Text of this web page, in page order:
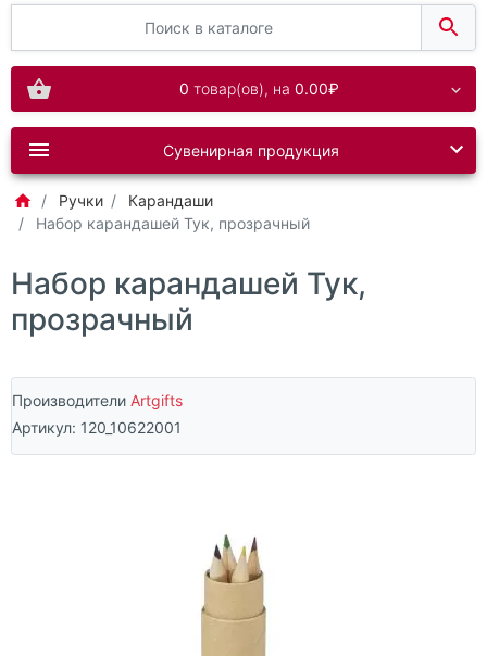
0 товар(ов), на 0.00₽
Сувенирная продукция
Ручки
Карандаши
Набор карандашей Тук, прозрачный
Набор карандашей Тук,
прозрачный
Производители Artgifts
Артикул: 120_10622001